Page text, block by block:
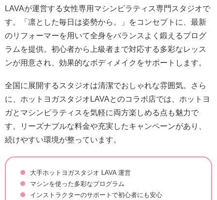
LAVAが運営する女性専用マシンピラティス専門スタジオで
す。「凛とした毎日は姿勢から。」をコンセプトに、最新
のリフォーマーを用いて全身をバランスよく鍛えるプログ
ラムを提供。初心者から上級者まで対応する多彩なレッス
ンが用意され、効果的なボディメイクをサポートします。
全国に展開するスタジオは清潔でおしゃれな雰囲気。さら
に、ホットヨガスタジオLAVAとのコラボ店では、ホットヨ
ガとマシンピラティスを気軽に両方楽しめる点も魅力で
す。リーズナブルな料金や充実したキャンペーンがあり、
続けやすい環境が整っています。
大手ホットヨガスタジオ LAVA 運営
マシンを使った多彩なプログラム
インストラクターのサポートで初心者にも安心